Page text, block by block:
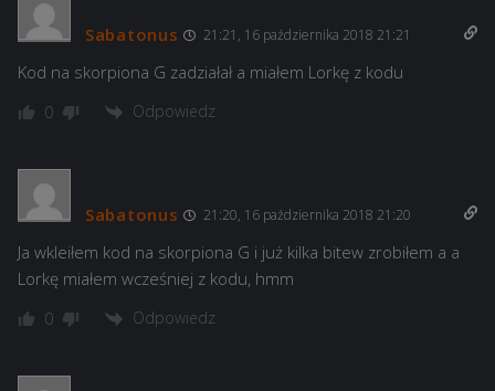
Sabatonus 21:21, 16 października 2018 21:21
Kod na skorpiona G zadziałał a miałem Lorkę z kodu
0 Odpowiedz
Sabatonus 21:20, 16 października 2018 21:20
Ja wkleiłem kod na skorpiona G i już kilka bitew zrobiłem a a
Lorkę miałem wcześniej z kodu, hmm
0 Odpowiedz